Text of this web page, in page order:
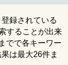
録されている
することが出来
でで各キーワー
は最大26件ま